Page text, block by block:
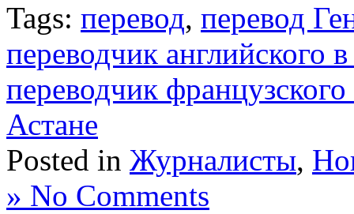
Tags: перевод, перевод
переводчик английского
переводчик
Астане
Posted in Журналисты,
» No Comments